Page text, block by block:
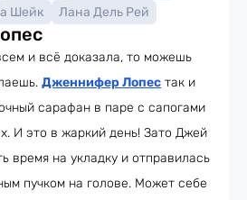
Шейк Лана Дель Рей
и всё доказала, то можешь
Дженнифер Лопес так и
сарафан в паре с сапогами
И это в жаркий день! Зато Джей
время на укладку и отправилась
пучком на голове. Может себе